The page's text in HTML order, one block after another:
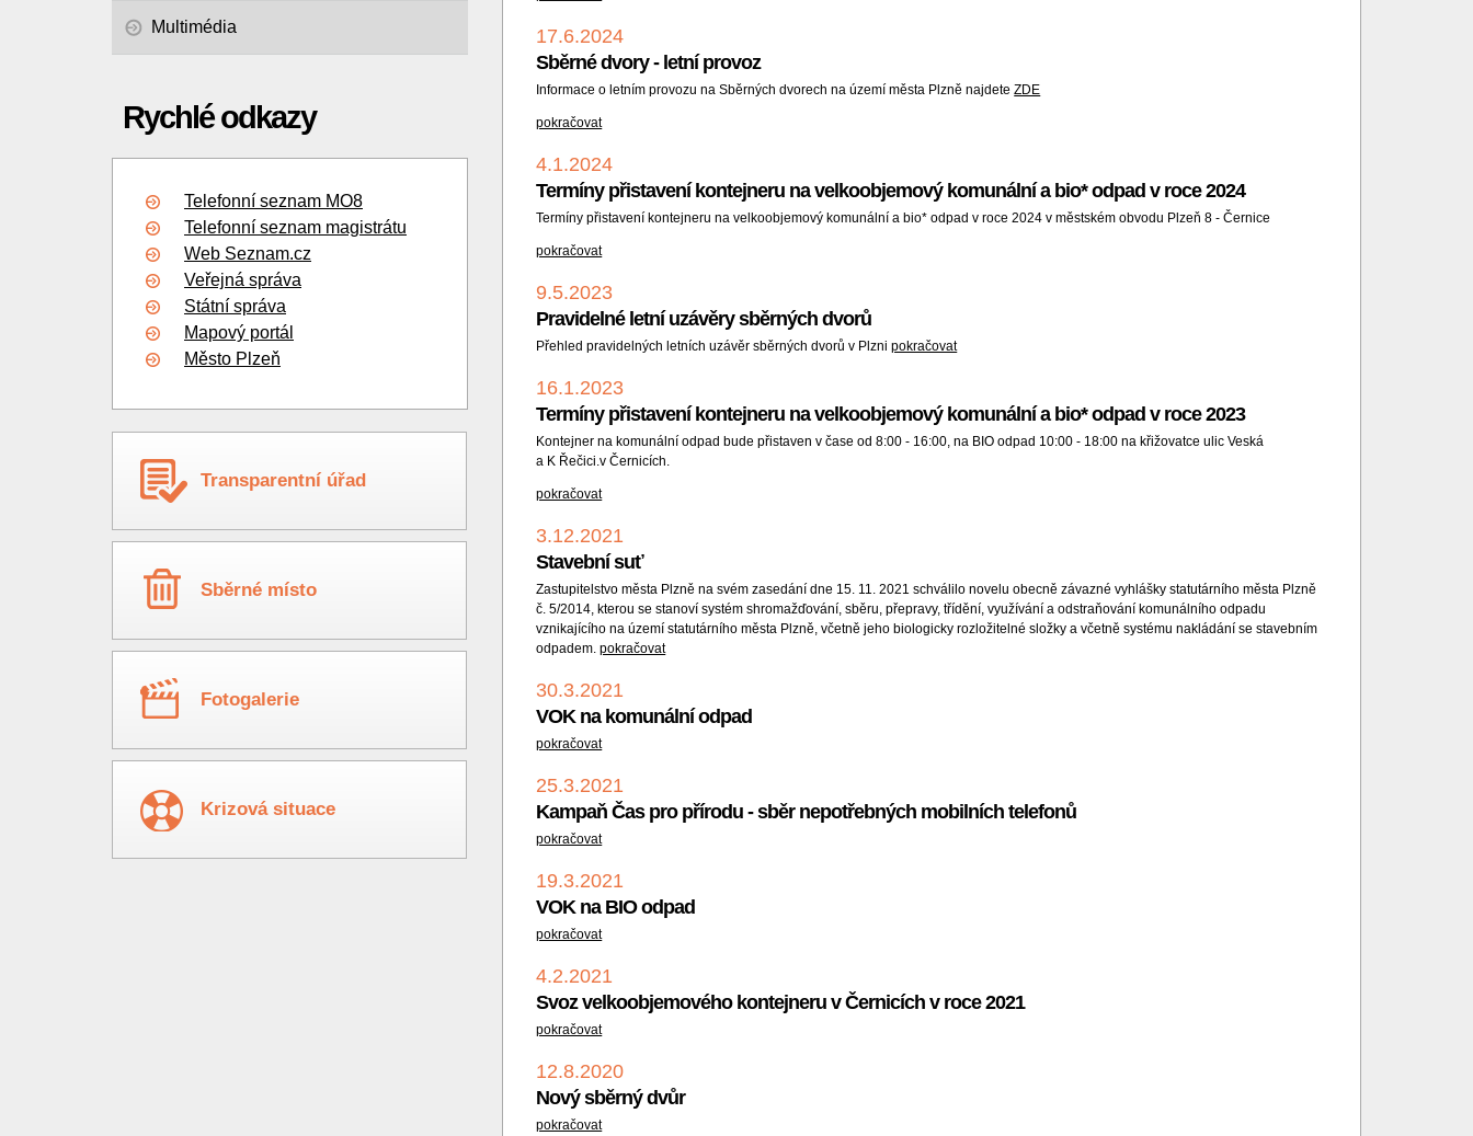
17.6.2024
Sběrné dvory - letní provoz
Informace o letním provozu na Sběrných dvorech na území města Plzně najdeteZDE
pokračovat
4.1.2024
Termíny přistavení kontejneru na velkoobjemový komunální a bio* odpad v roce 2024
Termíny přistavení kontejneru navelkoobjemový komunálnía bio* odpad v roce 2024 v městském obvodu Plzeň 8 - Černice
pokračovat
9.5.2023
Pravidelné letní uzávěry sběrných dvorů
Přehled pravidelných letních uzávěr sběrných dvorů v Plznipokračovat
16.1.2023
Termíny přistavení kontejneru na velkoobjemový komunální a bio* odpad v roce 2023
Kontejner na komunální odpad bude přistaven v čase od 8:00 - 16:00, na BIO odpad 10:00 - 18:00 na křižovatce ulic Veská
a K Řečici.v Černicích.
pokračovat
3.12.2021
Stavební suť
Zastupitelstvo města Plzně na svém zasedání dne 15. 11. 2021 schválilo novelu obecně závazné vyhlášky statutárního města Plzně
č. 5/2014, kterou se stanoví systém shromažďování, sběru, přepravy, třídění, využívání a odstraňování komunálního odpadu
vznikajícího na území statutárního města Plzně, včetně jeho biologicky rozložitelné složky a včetně systému nakládání se stavebním
odpadem.pokračovat
30.3.2021
VOK na komunální odpad
pokračovat
25.3.2021
Kampaň Čas pro přírodu - sběr nepotřebných mobilních telefonů
pokračovat
19.3.2021
VOK na BIO odpad
pokračovat
4.2.2021
Svoz velkoobjemového kontejneru v Černicích v roce 2021
pokračovat
12.8.2020
Nový sběrný dvůr
pokračovat
Multimédia
Rychlé odkazy
Telefonní seznam MO8
Telefonní seznam magistrátu
Web Seznam.cz
Veřejná správa
Státní správa
Mapový portál
Město Plzeň
Transparentní úřad
Sběrné místo
Fotogalerie
Krizová situace